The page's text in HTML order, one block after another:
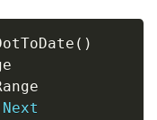
( )
Next
Copy